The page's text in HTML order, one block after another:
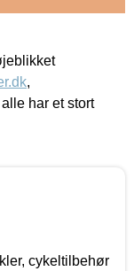
,
har et stort
cykeltilbehør